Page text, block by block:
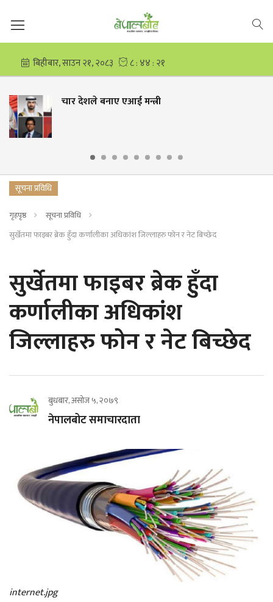
चार देशले बनाए एआई मन्त्री
सूचना प्रविधि
गृहपृष्ठ
सूचना प्रविधि
सुर्खेतमा फाइबर ब्रेक हुँदा कर्णालीका अधिकांश जिल्लाहरु फोन र नेट बिच्छेद
सुर्खेतमा फाइबर ब्रेक हुँदा
कर्णालीका अधिकांश
जिल्लाहरु फोन र नेट बिच्छेद
बुधबार, असोज ५, २०७९
नेपालबोट समाचारदाता
internet.jpg